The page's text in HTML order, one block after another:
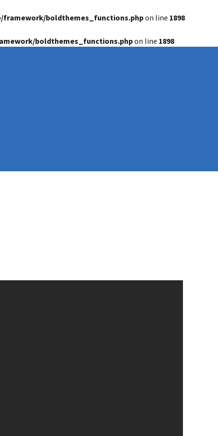
framework/boldthemes_functions.phpon line 1898
boldthemes_functions.phpon line 1898